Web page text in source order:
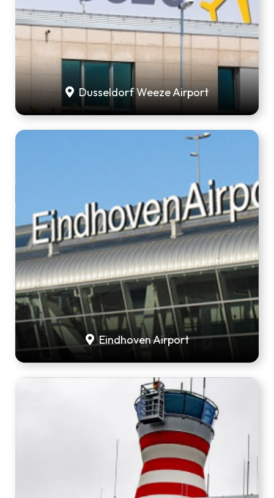
Dusseldorf Weeze Airport
Eindhoven Airport